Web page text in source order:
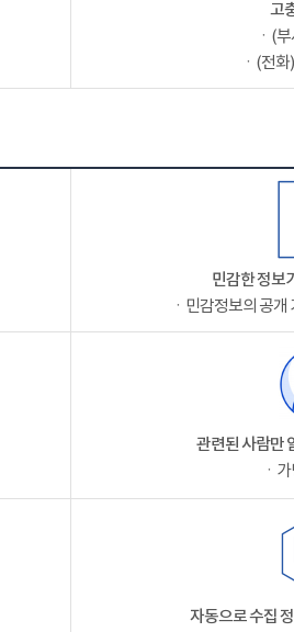
고
ㆍ(
ㆍ(전
민감한 정보
ㆍ민감정보의 공개
관련된 사람만
ㆍ
자동으로 수집